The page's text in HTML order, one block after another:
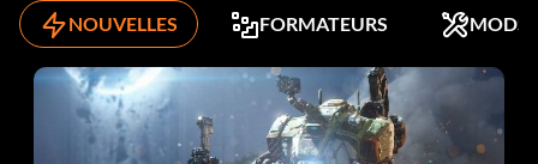
NOUVELLES FORMATEURS MODS